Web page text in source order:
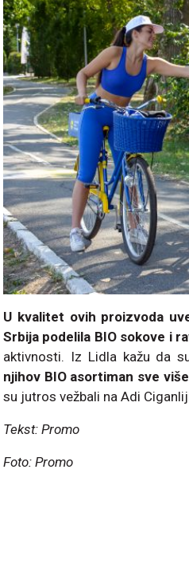
U kvalitet ovih proizvoda
Srbija podelila BIO sokove i
aktivnosti. Iz Lidla kažu da
njihov BIO asortiman sve
su jutros vežbali na Adi
Tekst: Promo
Foto: Promo